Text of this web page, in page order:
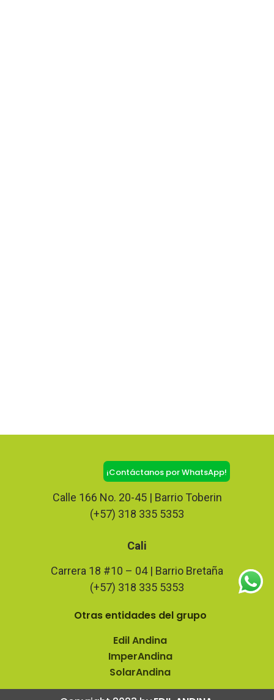
¡Contáctanos por WhatsApp!
Bogotá
Calle 166 No. 20-45 | Barrio Toberin
(+57) 318 335 5353
Cali
Carrera 18 #10 – 04 | Barrio Bretaña
(+57) 318 335 5353
Otras entidades del grupo
Edil Andina
ImperAndina
SolarAndina